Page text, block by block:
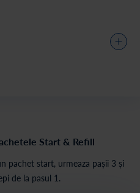
Start & Refill
pachet start, urmeaza pașii 3 și
de la pasul 1.